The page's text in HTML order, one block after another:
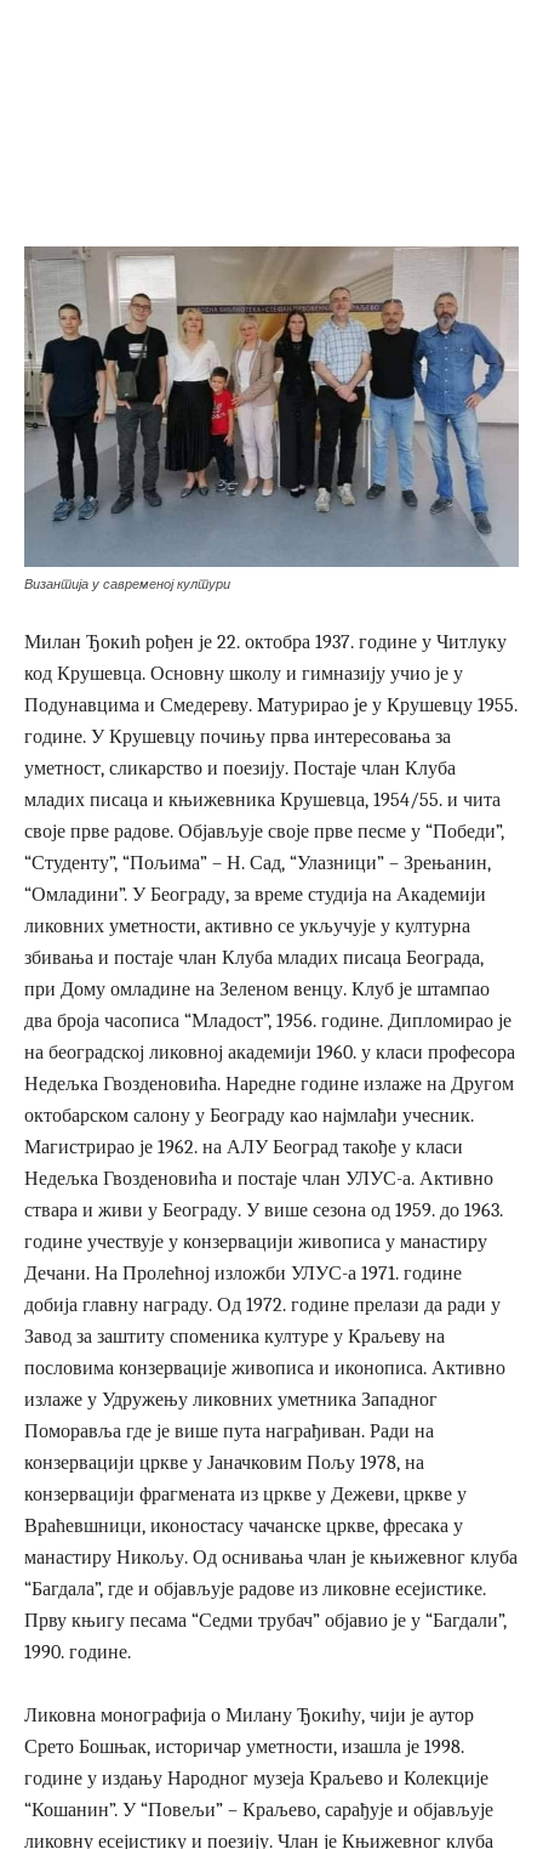
Византија у савременој култури
Милан Ђокић рођен је 22. октобра 1937. године у Читлуку
код Крушевца. Основну школу и гимназију учио је у
Подунавцима и Смедереву. Mатурирао je у Крушевцу 1955.
године. У Крушевцу почињу прва интересовања за
уметност, сликарство и поезију. Постаје члан Клуба
младих писаца и књижевника Крушевца, 1954/55. и чита
своје прве радове. Објављује своје прве песме у “Победи”,
“Студенту”, “Пољима” – Н. Сад, “Улазници” – Зрењанин,
“Омладини”. У Београду, за време студија на Академији
ликовних уметности, активно се укључује у културна
збивања и постаје члан Клуба младих писаца Београда,
при Дому омладине на Зеленом венцу. Клуб је штампао
два броја часописа “Младост”, 1956. године. Дипломирао је
на београдској ликовној академији 1960. у класи професора
Недељка Гвозденовића. Наредне године излаже на Другом
октобарском салону у Београду као најмлађи учесник.
Магистрирао је 1962. на АЛУ Београд такође у класи
Недељка Гвозденовића и постаје члан УЛУС-а. Активно
ствара и живи у Београду. У више сезона од 1959. до 1963.
године учествује у конзервацији живописа у манастиру
Дечани. На Пролећној изложби УЛУС-а 1971. године
добија главну награду. Од 1972. године прелази да ради у
Завод за заштиту споменика културе у Краљеву на
пословима конзервације живописа и иконописа. Активно
излаже у Удружењу ликовних уметника Западног
Поморавља где је више пута награђиван. Ради на
конзервацији цркве у Јаначковим Пољу 1978, на
конзервацији фрагмената из цркве у Дежеви, цркве у
Враћевшници, иконостасу чачанске цркве, фресака у
манастиру Никољу. Од оснивања члан је књижевног клуба
“Багдала”, где и објављује радове из ликовне есејистике.
Прву књигу песама “Седми трубач” објавио је у “Багдали”,
1990. године.
Ликовна монографија о Милану Ђокићу, чији је аутор
Срето Бошњак, историчар уметности, изашла је 1998.
године у издању Народног музеја Краљево и Колекције
“Кошанин”. У “Повељи” – Краљево, сарађује и објављује
ликовну есејистику и поезију. Члан је Књижевног клуба